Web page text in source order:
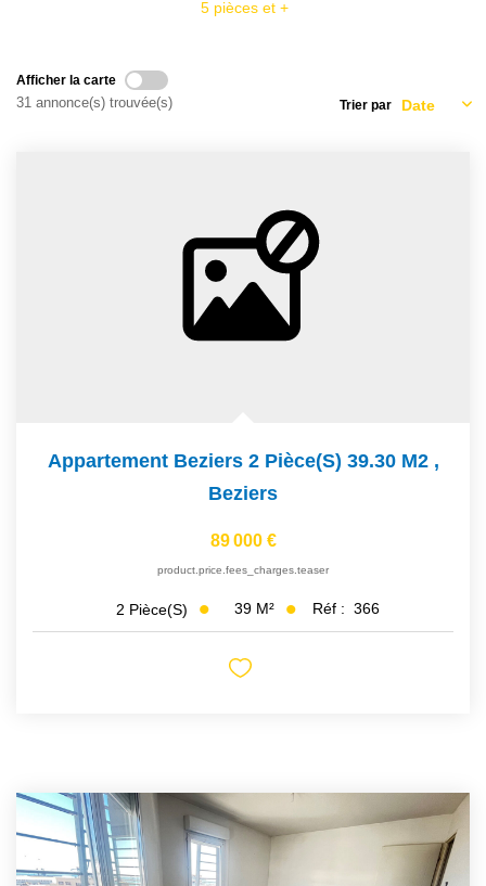
NOS AGENCES
CONTACT
EN
5 pièces et +
Afficher la carte
31 annonce(s) trouvée(s) Trier par
Appartement Beziers 2 Pièce(s) 39.30 M2 ,
Beziers
89 000 €
product.price.fees_charges.teaser
2 Pièce(s) 39 M² Réf : 366